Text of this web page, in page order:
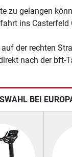
zu gelangen
ins Casterfeld
der rechten
nach der bft-
BEI